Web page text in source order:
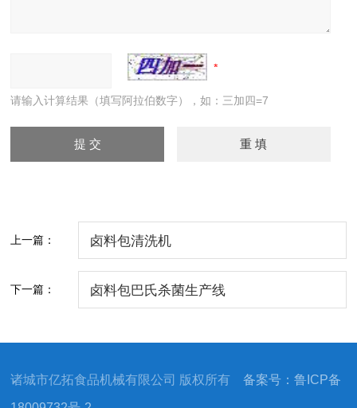
请输入计算结果（填写阿拉伯数字），如：三加四=7
上一篇： 卤料包清洗机
下一篇： 卤料包巴氏杀菌生产线
诸城市亿拓食品机械有限公司 版权所有备案号：鲁ICP备